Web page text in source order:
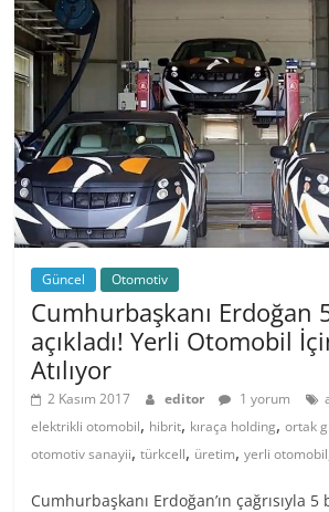
Güncel Otomotiv
Cumhurbaşkanı Erdoğan
açıkladı! Yerli Otomobil
Atılıyor
2 Kasım 2017 editor 1 yorum
elektrikli otomobil, hibrit, kıraça holding,ortak
otomotiv sanayii,türkcell, üretim,yerli otomobil
Cumhurbaşkanı Erdoğan’ın çağrısıyla